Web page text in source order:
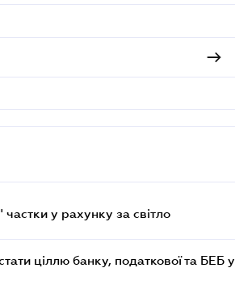
у рахунку за світло
ціллю банку, податкової та БЕБ у